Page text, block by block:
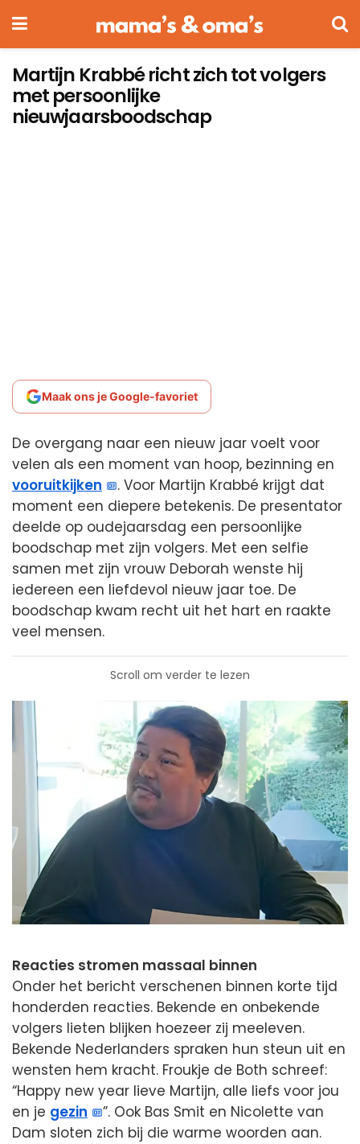
Martijn Krabbé richt zich tot volgers
met persoonlijke
nieuwjaarsboodschap
Maak ons je Google-favoriet
De overgang naar een nieuw jaar voelt voor
velen als een moment van hoop, bezinning en
vooruitkijken
. Voor Martijn Krabbé krijgt dat
moment een diepere betekenis. De presentator
deelde op oudejaarsdag een persoonlijke
boodschap met zijn volgers. Met een selfie
samen met zijn vrouw Deborah wenste hij
iedereen een liefdevol nieuw jaar toe. De
boodschap kwam recht uit het hart en raakte
veel mensen.
Scroll om verder te lezen
Reacties stromen massaal binnen
Onder het bericht verschenen binnen korte tijd
honderden reacties. Bekende en onbekende
volgers lieten blijken hoezeer zij meeleven.
Bekende Nederlanders spraken hun steun uit en
wensten hem kracht. Froukje de Both schreef:
“Happy new year lieve Martijn, alle liefs voor jou
en je gezin
”. Ook Bas Smit en Nicolette van
Dam sloten zich bij die warme woorden aan.